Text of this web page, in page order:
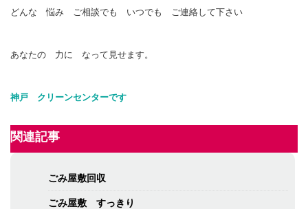
どんな 悩み ご相談でも いつでも ご連絡して下さい
あなたの 力に なって見せます。
神戸 クリーンセンターです
関連記事
ごみ屋敷回収
ごみ屋敷 すっきり